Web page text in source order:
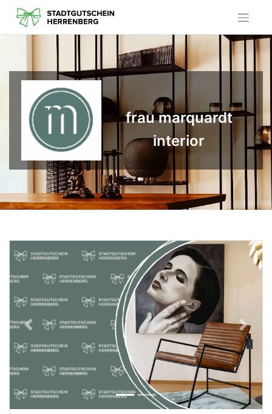
content
frau marquardt
interior
Previous Next